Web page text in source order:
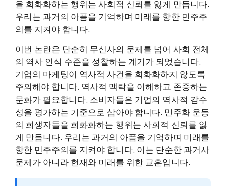
을 희화화하는 행위는 사회적 신뢰를 잃게 만듭니다.
우리는 과거의 아픔을 기억하며 미래를 향한 민주주
의를 지켜야 합니다.
이번 논란은 단순히 무신사의 문제를 넘어 사회 전체
의 역사 인식 수준을 성찰하는 계기가 되었습니다.
기업의 마케팅이 역사적 사건을 희화화하지 않도록
주의해야 합니다. 역사적 맥락을 이해하고 존중하는
문화가 필요합니다. 소비자들은 기업의 역사적 감수
성을 평가하는 기준으로 삼아야 합니다. 민주화 운동
의 희생자들을 희화화하는 행위는 사회적 신뢰를 잃
게 만듭니다. 우리는 과거의 아픔을 기억하며 미래를
향한 민주주의를 지켜야 합니다. 이는 단순한 과거사
문제가 아니라 현재와 미래를 위한 교훈입니다.